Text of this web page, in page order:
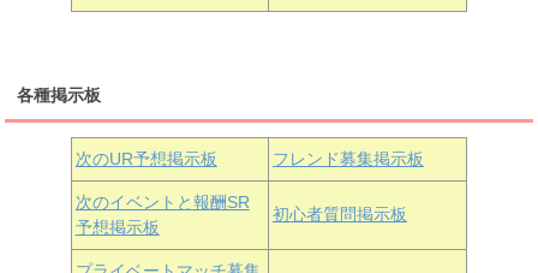
黒澤ダイヤ
朝香果林 近江彼方 エマ・ヴェルデ
各種掲示板
次のUR予想掲示板 フレンド募集掲示板
次のイベントと報酬SR
予想掲示板
初心者質問掲示板